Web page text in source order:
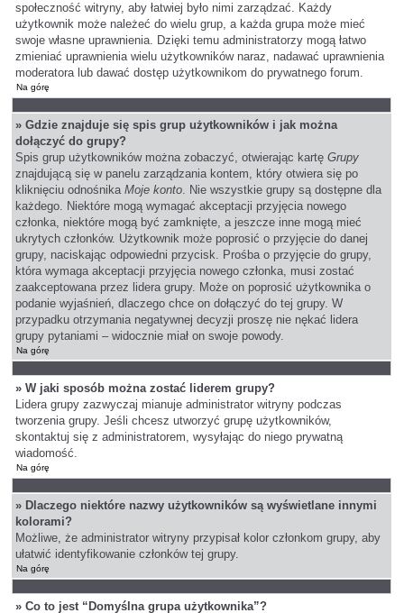
społeczność witryny, aby łatwiej było nimi zarządzać. Każdy
użytkownik może należeć do wielu grup, a każda grupa może mieć
swoje własne uprawnienia. Dzięki temu administratorzy mogą łatwo
zmieniać uprawnienia wielu użytkowników naraz, nadawać uprawnienia
moderatora lub dawać dostęp użytkownikom do prywatnego forum.
Na górę
» Gdzie znajduje się spis grup użytkowników i jak można
dołączyć do grupy?
Spis grup użytkowników można zobaczyć, otwierając kartęGrupy
znajdującą się w panelu zarządzania kontem, który otwiera się po
kliknięciu odnośnikaMoje konto. Nie wszystkie grupy są dostępne dla
każdego. Niektóre mogą wymagać akceptacji przyjęcia nowego
członka, niektóre mogą być zamknięte, a jeszcze inne mogą mieć
ukrytych członków. Użytkownik może poprosić o przyjęcie do danej
grupy, naciskając odpowiedni przycisk. Prośba o przyjęcie do grupy,
która wymaga akceptacji przyjęcia nowego członka, musi zostać
zaakceptowana przez lidera grupy. Może on poprosić użytkownika o
podanie wyjaśnień, dlaczego chce on dołączyć do tej grupy. W
przypadku otrzymania negatywnej decyzji proszę nie nękać lidera
grupy pytaniami – widocznie miał on swoje powody.
Na górę
» W jaki sposób można zostać liderem grupy?
Lidera grupy zazwyczaj mianuje administrator witryny podczas
tworzenia grupy. Jeśli chcesz utworzyć grupę użytkowników,
skontaktuj się z administratorem, wysyłając do niego prywatną
wiadomość.
Na górę
» Dlaczego niektóre nazwy użytkowników są wyświetlane innymi
kolorami?
Możliwe, że administrator witryny przypisał kolor członkom grupy, aby
ułatwić identyfikowanie członków tej grupy.
Na górę
» Co to jest “Domyślna grupa użytkownika”?